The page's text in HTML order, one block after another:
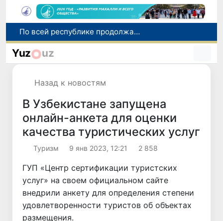
Оказавшийся в сложной ситуации в Германии соотечественник возвращен в Узбекистан
В Узбекистане определили порядок создания и эксплуатации платных автодорог
Yuz uz
Назад к новостям
В Узбекистане запущена
онлайн-анкета для оценки
качества туристических услуг
Туризм 9 янв 2023, 12:21 2 858
ГУП «Центр сертификации туристских
услуг» на своем официальном сайте
внедрили анкету для определения степени
удовлетворенности туристов об объектах
размещения.